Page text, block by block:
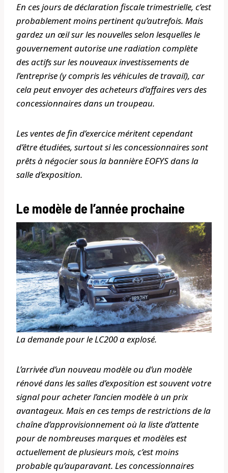
En ces jours de déclaration fiscale trimestrielle, c’est
probablement moins pertinent qu’autrefois. Mais
gardez un œil sur les nouvelles selon lesquelles le
gouvernement autorise une radiation complète
des actifs sur les nouveaux investissements de
l’entreprise (y compris les véhicules de travail), car
cela peut envoyer des acheteurs d’affaires vers des
concessionnaires dans un troupeau.
Les ventes de fin d’exercice méritent cependant
d’être étudiées, surtout si les concessionnaires sont
prêts à négocier sous la bannière EOFYS dans la
salle d’exposition.
Le modèle de l’année prochaine
La demande pour le LC200 a explosé.
L’arrivée d’un nouveau modèle ou d’un modèle
rénové dans les salles d’exposition est souvent votre
signal pour acheter l’ancien modèle à un prix
avantageux. Mais en ces temps de restrictions de la
chaîne d’approvisionnement où la liste d’attente
pour de nombreuses marques et modèles est
actuellement de plusieurs mois, c’est moins
probable qu’auparavant. Les concessionnaires